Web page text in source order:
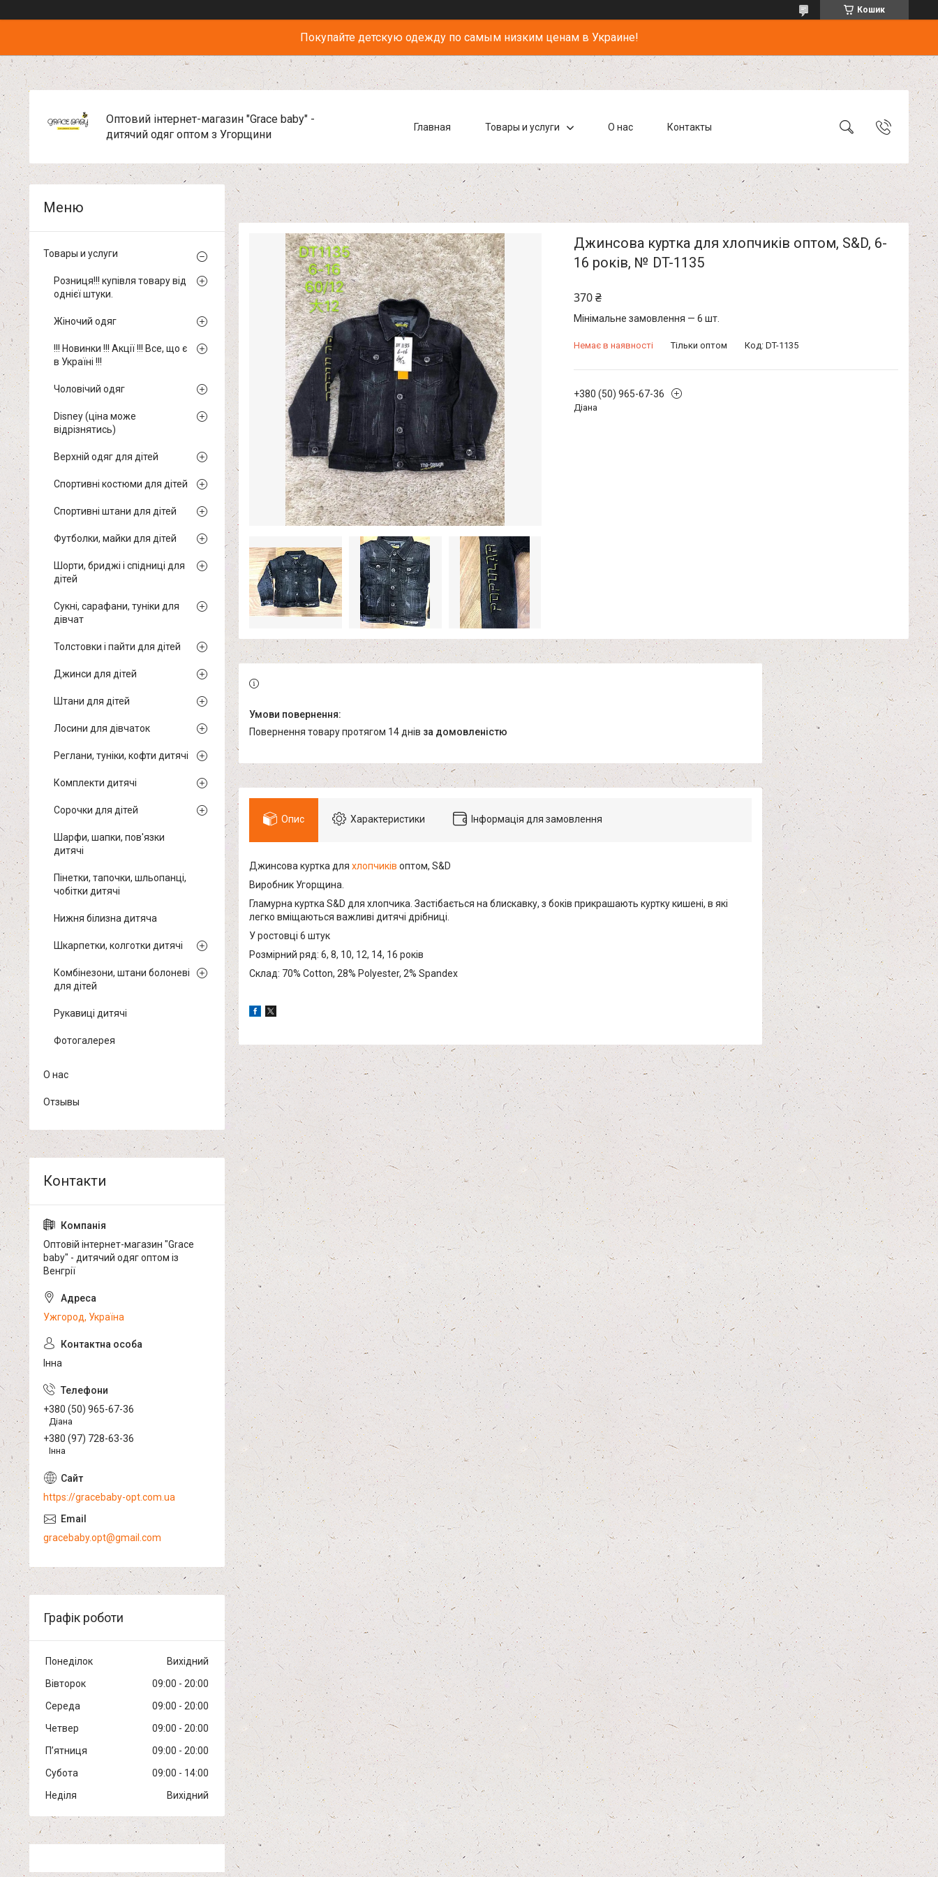
Кошик
Покупайте детскую одежду по самым низким ценам в Украине!
Оптовий інтернет-магазин "Grace baby" -
дитячий одяг оптом з Угорщини
Главная Товары и услуги О нас Контакты
Джинсова куртка для хлопчиків оптом, S&D, 6-
16 років, № DT-1135
370 ₴
Мінімальне замовлення — 6 шт.
Немає в наявності Тільки оптом Код: DT-1135
+380 (50) 965-67-36
Діана
повернення товару протягом 14 днів за домовленістю
Опис Характеристики Інформація для замовлення
Джинсова куртка для хлопчиків оптом, S&D
Виробник Угорщина.
Гламурна куртка S&D для хлопчика. Застібається на блискавку, з боків прикрашають куртку кишені, в які
легко вміщаються важливі дитячі дрібниці.
У ростовці 6 штук
Розмірний ряд: 6, 8, 10, 12, 14, 16 років
Склад: 70% Cotton, 28% Polyester, 2% Spandex
Товары и услуги
Розниця!!! купівля товару від
однієї штуки.
Жіночий одяг
!!! Новинки !!! Акції !!! Все, що є
в Україні !!!
Чоловічий одяг
Disney (ціна може
відрізнятись)
Верхній одяг для дітей
Спортивні костюми для дітей
Спортивні штани для дітей
Футболки, майки для дітей
Шорти, бриджі і спідниці для
дітей
Сукні, сарафани, туніки для
дівчат
Толстовки і пайти для дітей
Джинси для дітей
Штани для дітей
Лосини для дівчаток
Реглани, туніки, кофти дитячі
Комплекти дитячі
Сорочки для дітей
Шарфи, шапки, пов'язки
дитячі
Пінетки, тапочки, шльопанці,
чобітки дитячі
Нижня білизна дитяча
Шкарпетки, колготки дитячі
Комбінезони, штани болоневі
для дітей
Рукавиці дитячі
Фотогалерея
О нас
Отзывы
Оптовій інтернет-магазин "Grace
baby" - дитячий одяг оптом із
Венгрії
Ужгород, Україна
Інна
+380 (50) 965-67-36
Діана
+380 (97) 728-63-36
Інна
https://gracebaby-opt.com.ua
gracebaby.opt@gmail.com
Графік роботи
Понеділок
Вихідний
Вівторок
09:00
20:00
Середа
09:00
20:00
Четвер
09:00
20:00
Пʼятниця
09:00
20:00
Субота
09:00
14:00
Неділя
Вихідний